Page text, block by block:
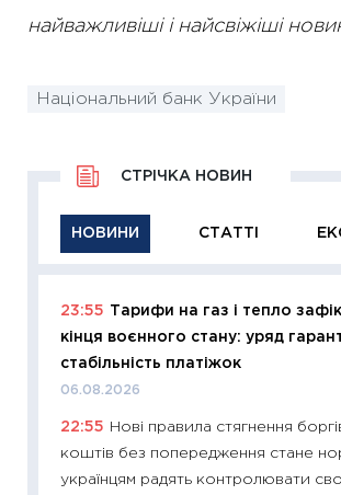
найважливіші і найсвіжіші
Національний банк України
НОВИНИ СТАТТІ
СТРІЧКА НОВИН
23:55 Тарифи на газ і тепло
кінця воєнного стану: уряд
стабільність платіжок
06.08.2026
22:55
Нові правила стягнення
коштів без попередження стане
українцям радять контролювати